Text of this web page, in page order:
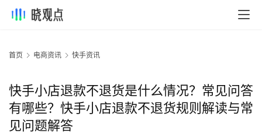
首页 电商资讯 快手资讯
快手小店退款不退货是什么情况？常见问答
有哪些？快手小店退款不退货规则解读与常
见问题解答